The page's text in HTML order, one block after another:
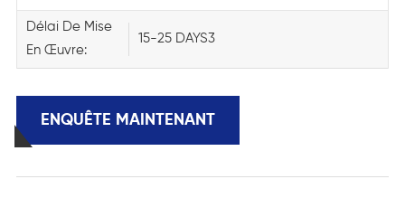
Délai De Mise
En Œuvre:
15-25 DAYS3
ENQUÊTE MAINTENANT